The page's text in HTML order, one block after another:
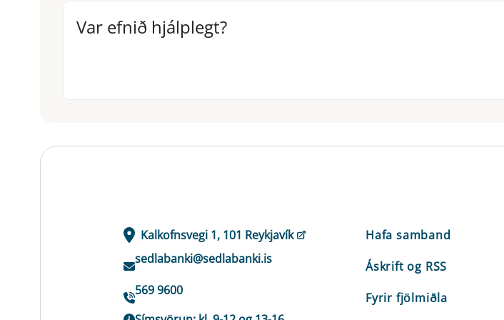
Var efnið hjálplegt?
Var efnið hjálplegt?
Kalkofnsvegi 1, 101 Reykjavík
sedlabanki@sedlabanki.is
569 9600
Hafa samband
Áskrift og RSS
Fyrir fjölmiðla